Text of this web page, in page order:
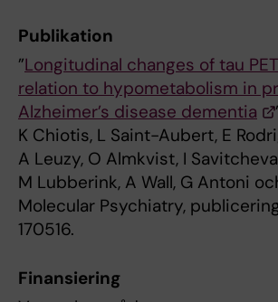
Publikation
”Longitudinal changes of tau
relation to hypometabolism in
Alzheimer’s disease dementia
K Chiotis, L Saint-Aubert, E
A Leuzy, O Almkvist, I
M Lubberink, A Wall, G Antoni
Molecular Psychiatry,
170516.
Finansiering